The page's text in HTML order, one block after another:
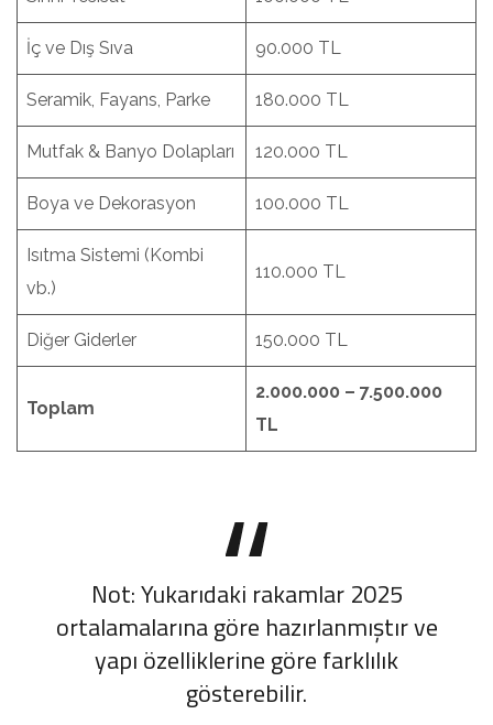
İç ve Dış Sıva 90.000 TL
Seramik, Fayans, Parke 180.000 TL
Mutfak & Banyo Dolapları 120.000 TL
Boya ve Dekorasyon 100.000 TL
Isıtma Sistemi (Kombi
vb.)
110.000 TL
Diğer Giderler 150.000 TL
Toplam
2.000.000 – 7.500.000
TL
Not: Yukarıdaki rakamlar 2025
ortalamalarına göre hazırlanmıştır ve
yapı özelliklerine göre farklılık
gösterebilir.